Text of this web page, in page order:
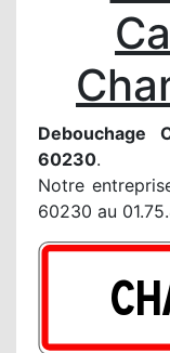
Debouchage
60230.
Notre
60230 au